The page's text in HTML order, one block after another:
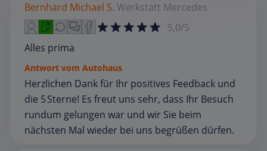
Bernhard Michael S. Werkstatt Mercedes
5,0/5
Alles prima
Antwort vom Autohaus
Herzlichen Dank für Ihr positives Feedback und
die 5 Sterne! Es freut uns sehr, dass Ihr Besuch
rundum gelungen war und wir Sie beim
nächsten Mal wieder bei uns begrüßen dürfen.